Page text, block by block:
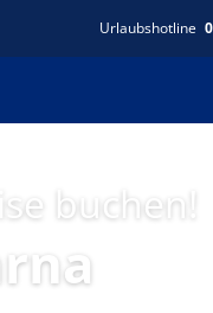
Urlaubshotline
buchen!